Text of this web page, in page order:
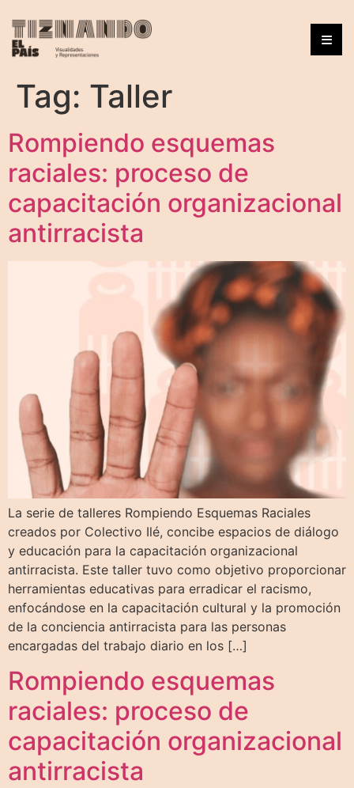
Tag: Taller
Rompiendo esquemas
raciales: proceso de
capacitación organizacional
antirracista
La serie de talleres Rompiendo Esquemas Raciales
creados por Colectivo Ilé, concibe espacios de diálogo
y educación para la capacitación organizacional
antirracista. Este taller tuvo como objetivo proporcionar
herramientas educativas para erradicar el racismo,
enfocándose en la capacitación cultural y la promoción
de la conciencia antirracista para las personas
encargadas del trabajo diario en los […]
Rompiendo esquemas
raciales: proceso de
capacitación organizacional
antirracista